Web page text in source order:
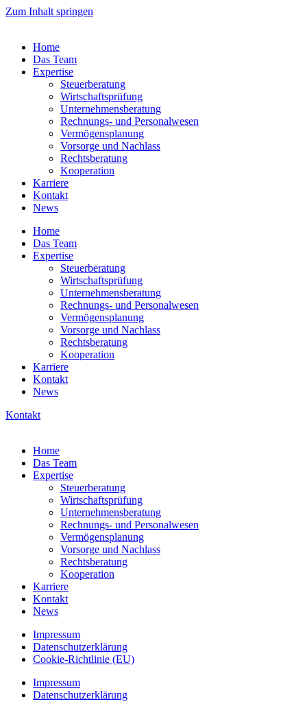
Zum Inhalt springen
Home
Das Team
Expertise
Steuerberatung
Wirtschaftsprüfung
Unternehmensberatung
Rechnungs- und Personalwesen
Vermögensplanung
Vorsorge und Nachlass
Rechtsberatung
Kooperation
Karriere
Kontakt
News
Home
Das Team
Expertise
Steuerberatung
Wirtschaftsprüfung
Unternehmensberatung
Rechnungs- und Personalwesen
Vermögensplanung
Vorsorge und Nachlass
Rechtsberatung
Kooperation
Karriere
Kontakt
News
Kontakt
Home
Das Team
Expertise
Steuerberatung
Wirtschaftsprüfung
Unternehmensberatung
Rechnungs- und Personalwesen
Vermögensplanung
Vorsorge und Nachlass
Rechtsberatung
Kooperation
Karriere
Kontakt
News
Impressum
Datenschutzerklärung
Cookie-Richtlinie (EU)
Impressum
Datenschutzerklärung